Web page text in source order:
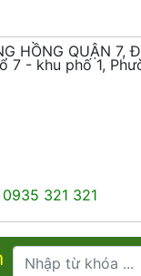
HỒNG QUẬN 7,
7 - khu phố 1,
0935 321 321